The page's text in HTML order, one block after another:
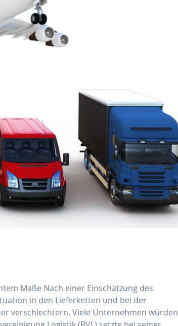
Maße Nach einer Einschätzung des
in den Lieferketten und bei der
verschlechtern. Viele Unternehmen würden